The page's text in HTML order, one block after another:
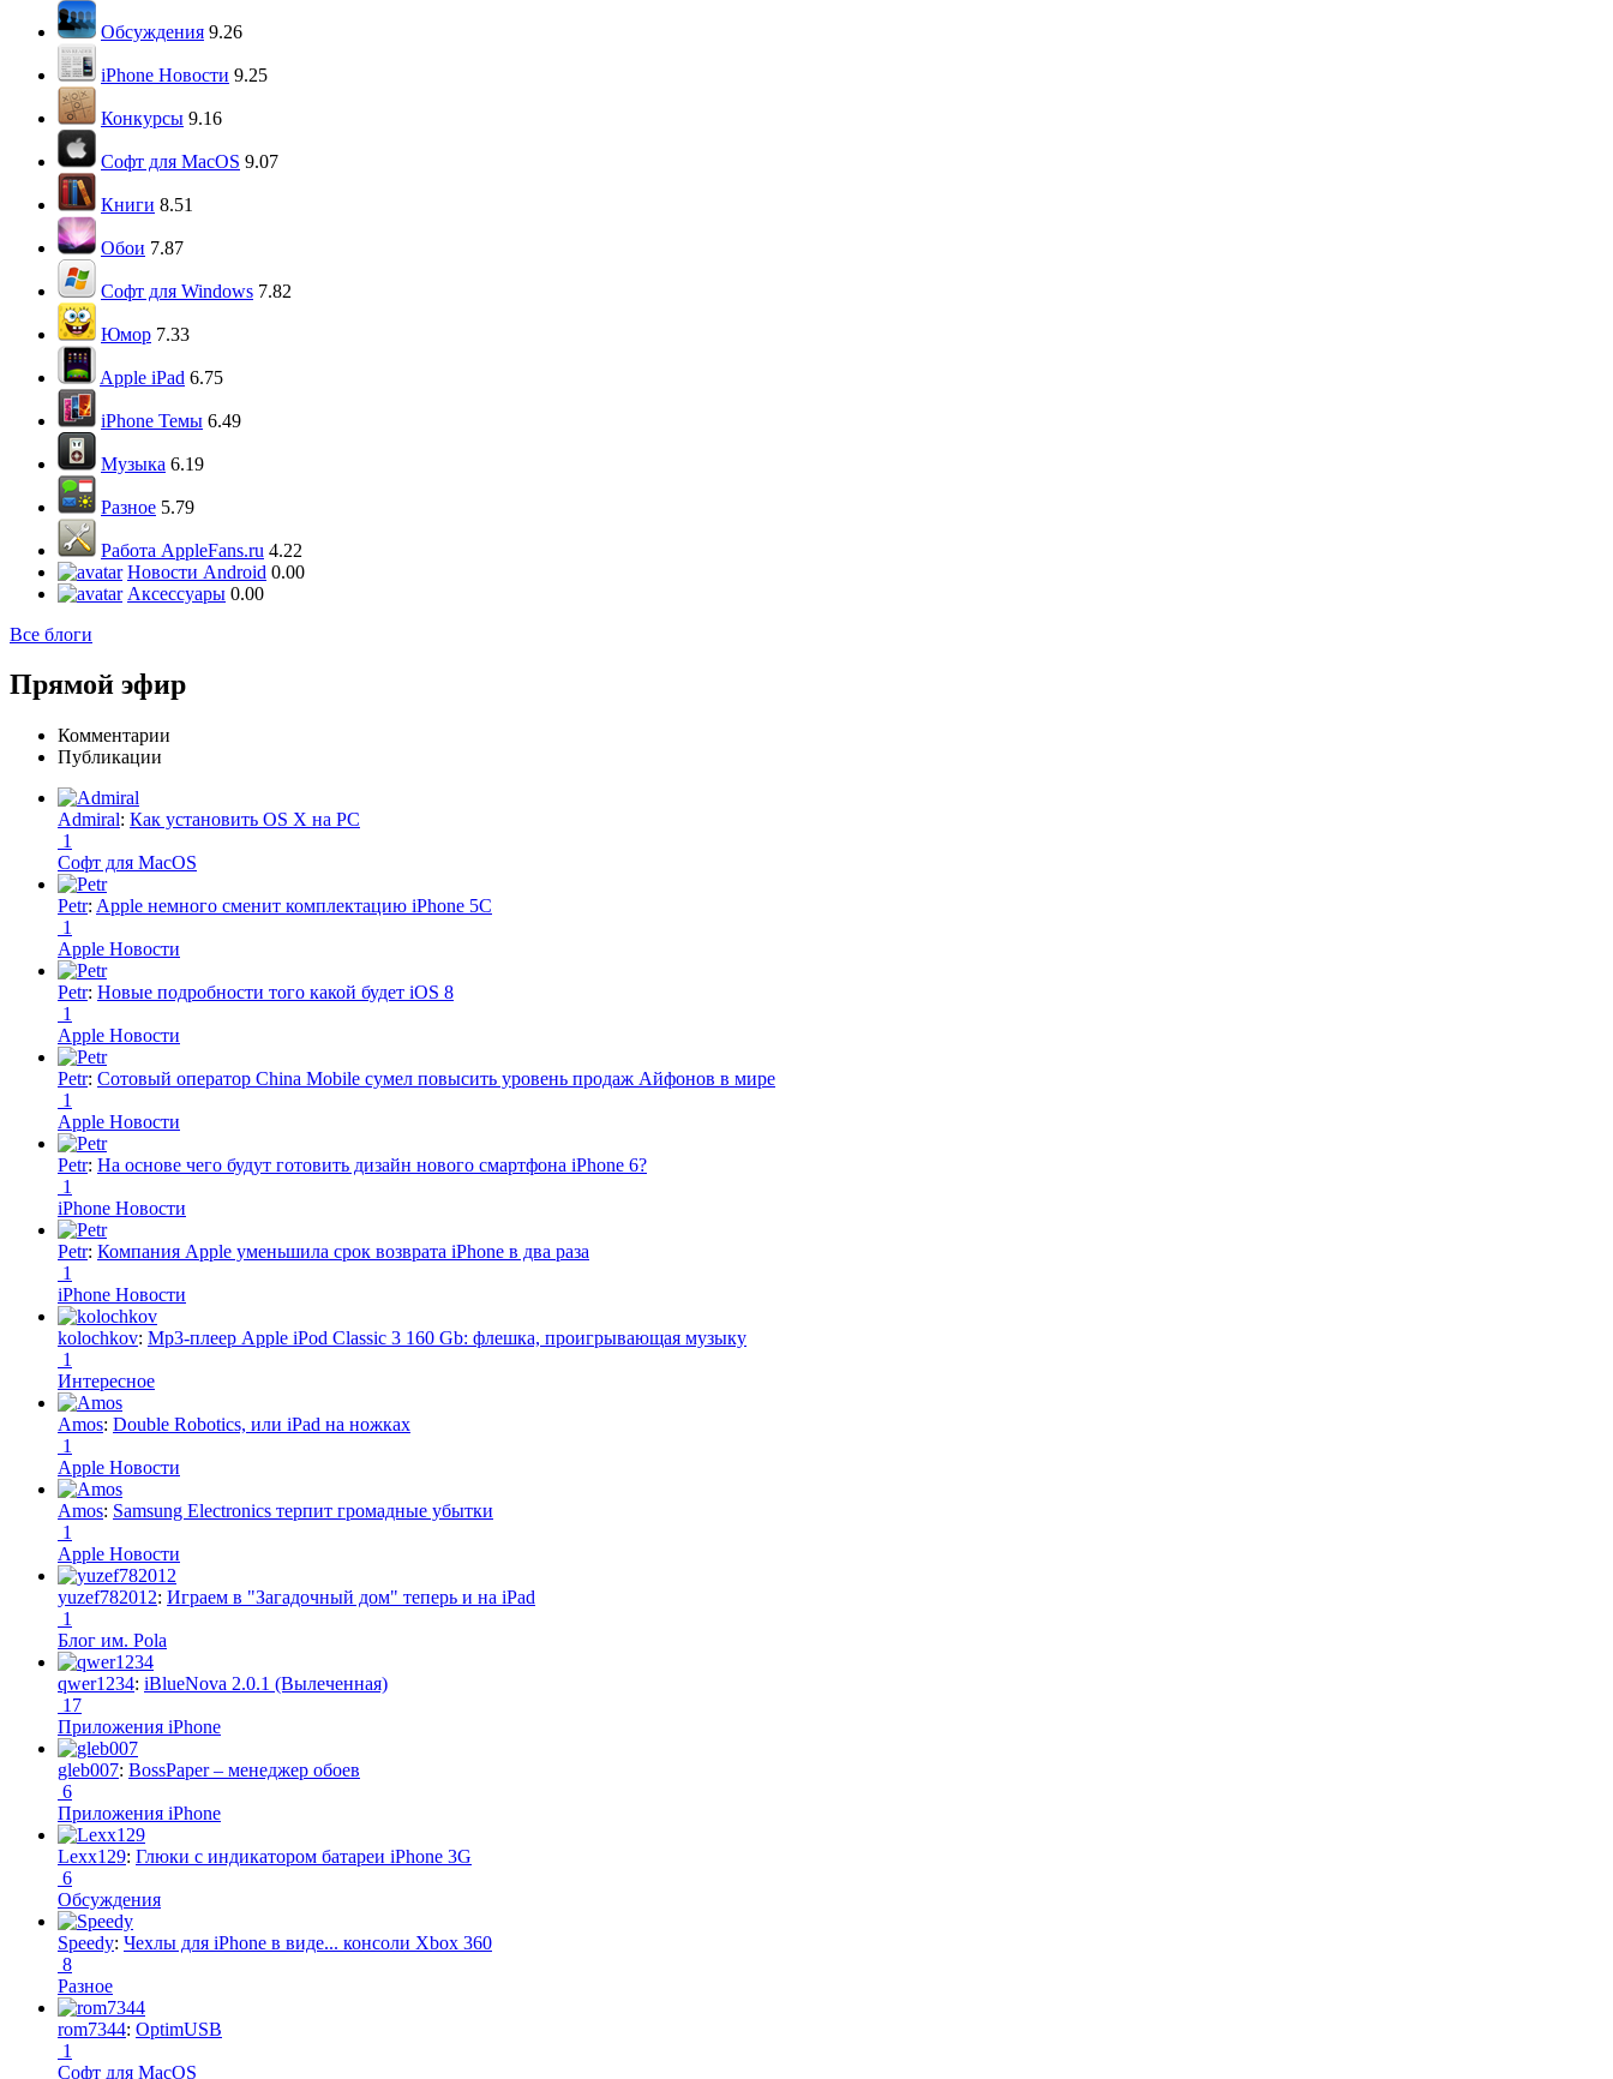
Обсуждения 9.26
iPhone Новости 9.25
Конкурсы 9.16
Софт для MacOS 9.07
Книги 8.51
Обои 7.87
Софт для Windows 7.82
Юмор 7.33
Apple iPad 6.75
iPhone Темы 6.49
Музыка 6.19
Разное 5.79
Работа AppleFans.ru 4.22
Новости Android 0.00
Аксессуары 0.00
Все блоги
Прямой эфир
Комментарии
Публикации
Admiral: Как установить OS X на PC
1
Софт для MacOS
Petr: Apple немного сменит комплектацию iPhone 5C
1
Apple Новости
Petr: Новые подробности того какой будет iOS 8
1
Apple Новости
Petr: Сотовый оператор China Mobile сумел повысить уровень продаж Айфонов в мире
1
Apple Новости
Petr: На основе чего будут готовить дизайн нового смартфона iPhone 6?
1
iPhone Новости
Petr: Компания Apple уменьшила срок возврата iPhone в два раза
1
iPhone Новости
kolochkov: Mp3-плеер Apple iPod Classic 3 160 Gb: флешка, проигрывающая музыку
1
Интересное
Amos: Double Robotics, или iPad на ножках
1
Apple Новости
Amos: Samsung Electronics терпит громадные убытки
1
Apple Новости
yuzef782012: Играем в "Загадочный дом" теперь и на iPad
1
Блог им. Pola
qwer1234: iBlueNova 2.0.1 (Вылеченная)
17
Приложения iPhone
gleb007: BossPaper – менеджер обоев
6
Приложения iPhone
Lexx129: Глюки с индикатором батареи iPhone 3G
6
Обсуждения
Speedy: Чехлы для iPhone в виде... консоли Xbox 360
8
Разное
rom7344: OptimUSB
1
Софт для MacOS